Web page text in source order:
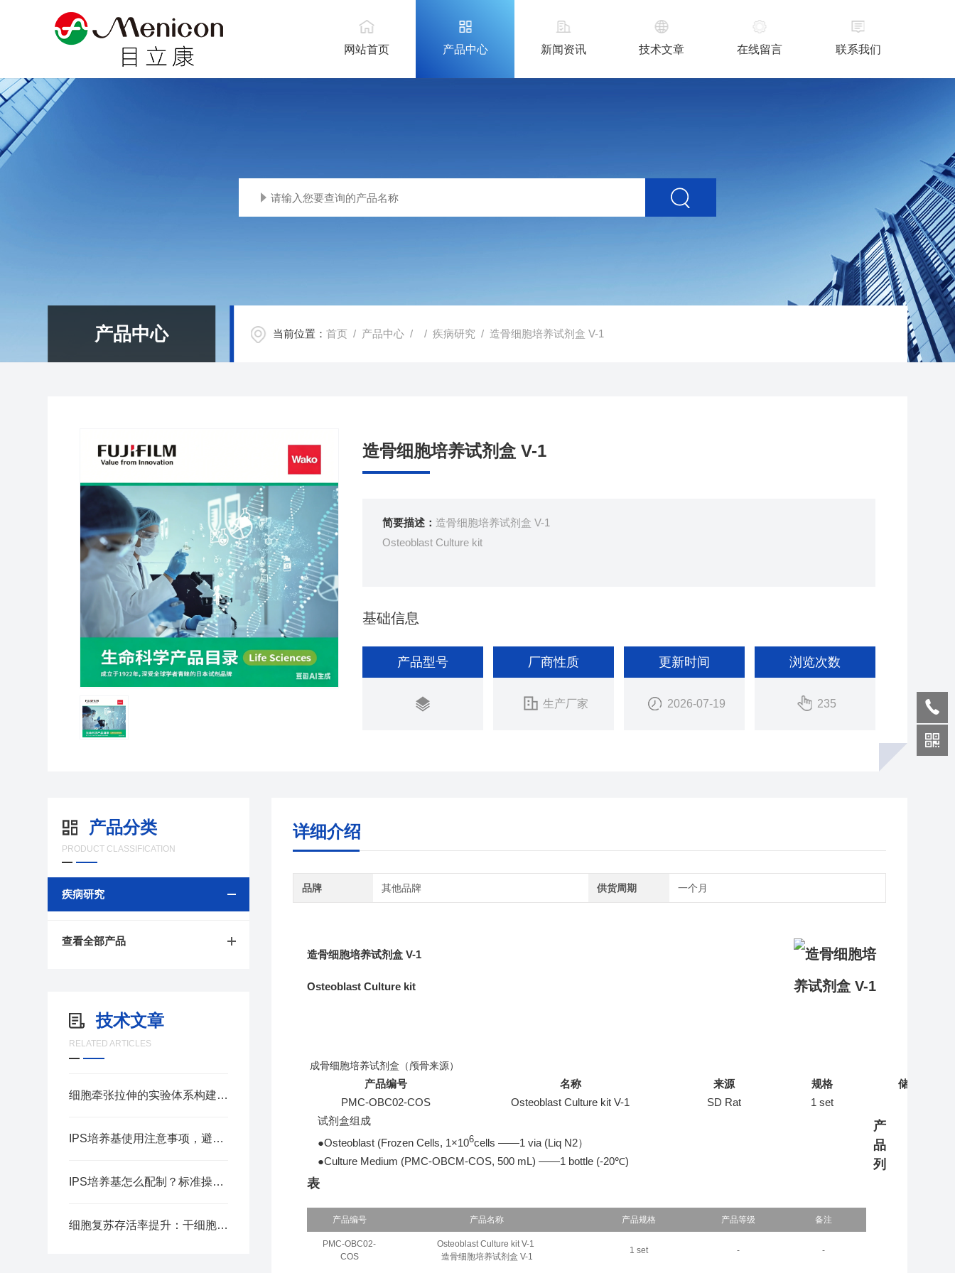
网站首页 产品中心 新闻资讯 技术文章 在线留言 联系我们
产品中心 当前位置：首页 / 产品中心 / /疾病研究 / 造骨细胞培养试剂盒 V-1
造骨细胞培养试剂盒 V-1
简要描述：造骨细胞培养试剂盒 V-1
Osteoblast Culture kit
基础信息
产品型号 厂商性质
生产厂家
更新时间
2026-07-19
浏览次数
235
产品分类
PRODUCT CLASSIFICATION
疾病研究
查看全部产品
技术文章
RELATED ARTICLES
细胞牵张拉伸的实验体系构建要点
IPS培养基使用注意事项，避免菌落检测误差
IPS培养基怎么配制？标准操作步骤汇总
细胞复苏存活率提升：干细胞冻存液应用实操指南
详细介绍
品牌 其他品牌 供货周期 一个月
造骨细胞培养试剂盒 V-1
Osteoblast Culture kit
成骨细胞培养试剂盒（颅骨来源）
产品编号 名称 来源 规格
储存
PMC-OBC02-COS
Osteoblast Culture kit V-1 SD Rat 1 set
试剂盒组成
●Osteoblast (Frozen Cells, 1×106cells ——1 via (Liq N2）
●Culture Medium (PMC-OBCM-COS, 500 mL) ——1 bottle (-20℃)
产
品
列
表
产品编号 产品名称 产品规格 产品等级 备注
PMC-OBC02-
COS
Osteoblast Culture kit V-1
造骨细胞培养试剂盒 V-1
1 set - -